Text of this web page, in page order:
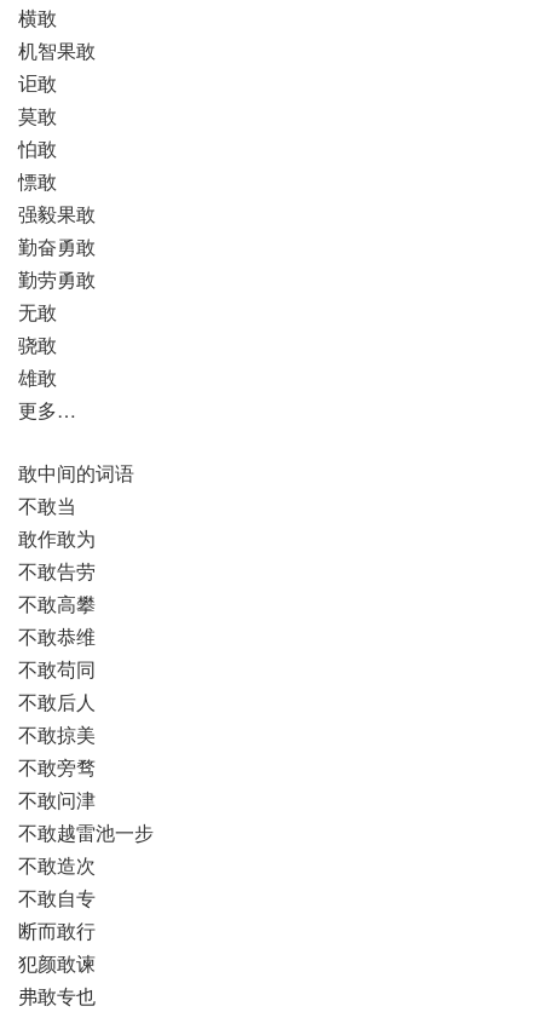
横敢
机智果敢
讵敢
莫敢
怕敢
慓敢
强毅果敢
勤奋勇敢
勤劳勇敢
无敢
骁敢
雄敢
更多…
敢中间的词语
不敢当
敢作敢为
不敢告劳
不敢高攀
不敢恭维
不敢苟同
不敢后人
不敢掠美
不敢旁骛
不敢问津
不敢越雷池一步
不敢造次
不敢自专
断而敢行
犯颜敢谏
弗敢专也